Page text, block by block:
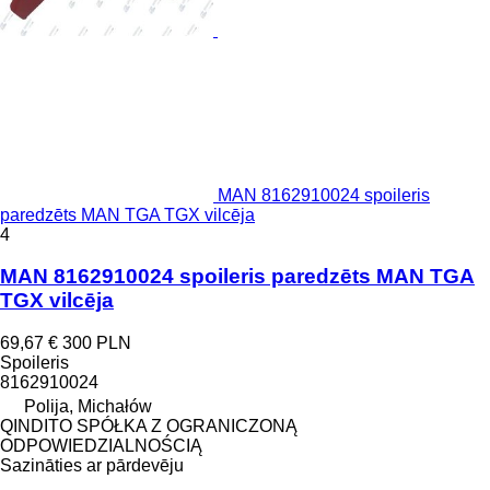
MAN 8162910024 spoileris
paredzēts MAN TGA TGX vilcēja
4
MAN 8162910024 spoileris paredzēts MAN TGA
TGX vilcēja
69,67 € 300 PLN
Spoileris
8162910024
Polija, Michałów
QINDITO SPÓŁKA Z OGRANICZONĄ
ODPOWIEDZIALNOŚCIĄ
Sazināties ar pārdevēju